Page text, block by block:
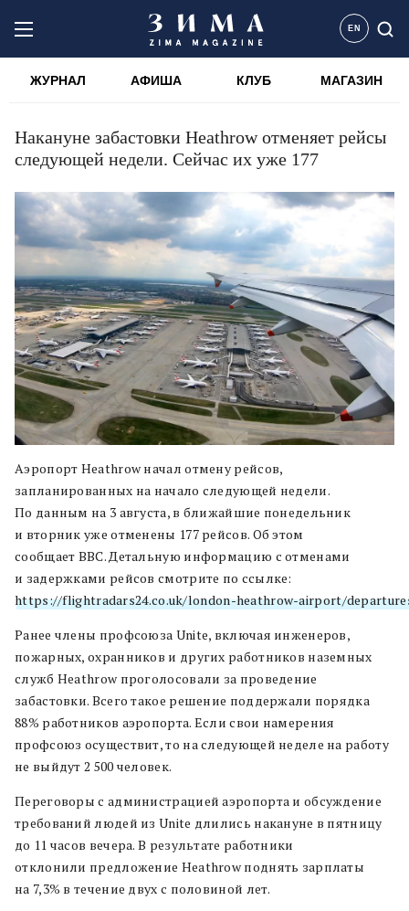
EN
ЖУРНАЛ АФИША КЛУБ МАГАЗИН
Накануне забастовки Heathrow отменяет рейсы
следующей недели. Сейчас их уже 177
Аэропорт Heathrow начал отмену рейсов,
запланированных на начало следующей недели.
По данным на 3 августа, в ближайшие понедельник
и вторник уже отменены 177 рейсов. Об этом
сообщает BBC. Детальную информацию с отменами
и задержками рейсов смотрите по ссылке:
https://flightradars24.co.uk/london-heathrow-airport/
Ранее члены профсоюза Unite, включая инженеров,
пожарных, охранников и других работников наземных
служб Heathrow проголосовали за проведение
забастовки. Всего такое решение поддержали порядка
88% работников аэропорта. Если свои намерения
профсоюз осуществит, то на следующей неделе на работу
не выйдут 2 500 человек.
Переговоры с администрацией аэропорта и обсуждение
требований людей из Unite длились накануне в пятницу
до 11 часов вечера. В результате работники
отклонили предложение Heathrow поднять зарплаты
на 7,3% в течение двух с половиной лет.